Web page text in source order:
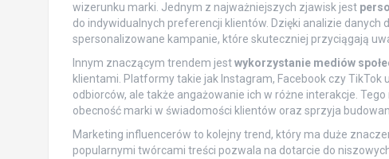
wizerunku marki. Jednym z najważniejszych zjawisk jest
do indywidualnych preferencji klientów. Dzięki analizie
spersonalizowane kampanie, które skuteczniej przyciągają
Innym znaczącym trendem jestwykorzystanie mediów
klientami. Platformy takie jak Instagram, Facebook czy
odbiorców, ale także angażowanie ich w różne interakcje.
obecność marki w świadomości klientów oraz sprzyja
Marketing influencerów to kolejny trend, który ma duże
popularnymi twórcami treści pozwala na dotarcie do